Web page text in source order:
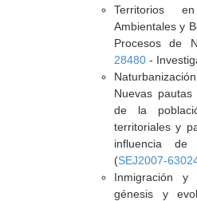
Territorios
Ambientales y
Procesos de
28480-
Nuevas
de la
territoriales y
influencia de
(SEJ2007-
Inmigración y
génesis y